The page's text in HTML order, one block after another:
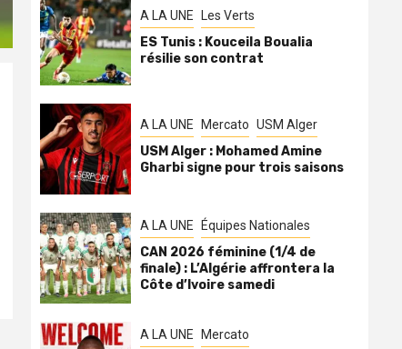
A LA UNE Les Verts
ES Tunis : Kouceila Boualia
résilie son contrat
A LA UNE Mercato USM Alger
USM Alger : Mohamed Amine
Gharbi signe pour trois saisons
A LA UNE Équipes Nationales
CAN 2026 féminine (1/4 de
finale) : L’Algérie affrontera la
Côte d’Ivoire samedi
A LA UNE Mercato